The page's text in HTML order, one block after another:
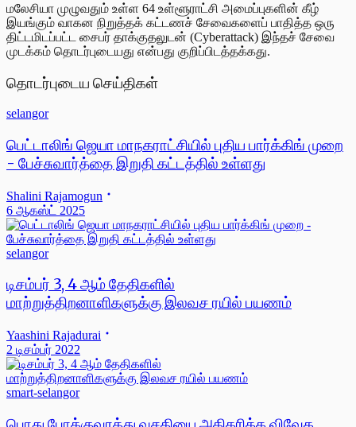
மலேசியா முழுவதும் உள்ள 64 உள்ளூராட்சி அமைப்புகளின் கீழ்
இயங்கும் வாகன நிறுத்தக் கட்டணச் சேவைகளைப் பாதித்த ஒரு
திட்டமிடப்பட்ட சைபர் தாக்குதலுடன் (Cyberattack) இந்தச் சேவை
முடக்கம் தொடர்புடையது என்பது குறிப்பிடத்தக்கது.
தொடர்புடைய செய்திகள்
selangor
பெட்டாலிங் ஜெயா மாநகராட்சியில் புதிய பார்க்கிங் முறை
- பேச்சுவார்த்தை இறுதி கட்டத்தில் உள்ளது
Shalini Rajamogun
6 ஆகஸ்ட் 2025
selangor
டிசம்பர் 3, 4 ஆம் தேதிகளில்
மாற்றுத்திறனாளிகளுக்கு இலவச ரயில் பயணம்
Yaashini Rajadurai
2 டிசம்பர் 2022
smart-selangor